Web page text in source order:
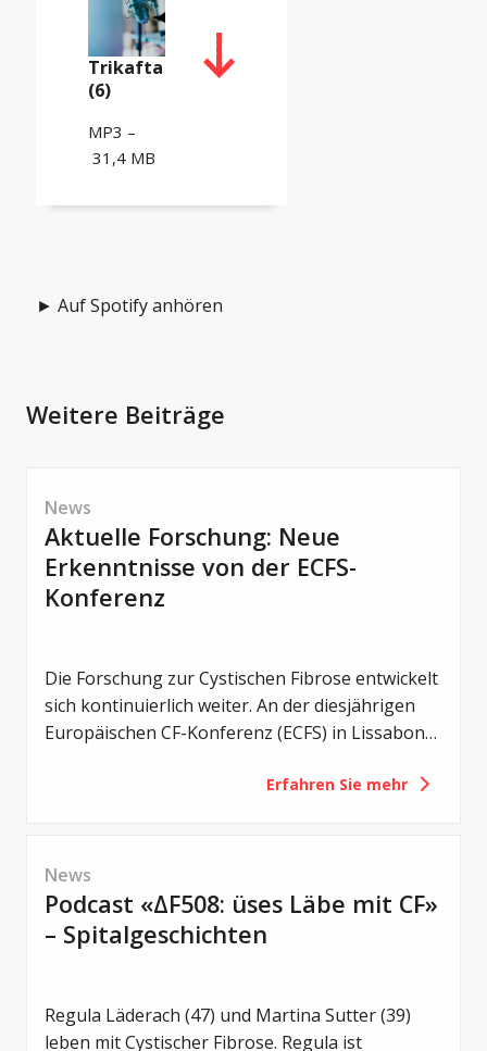
Trikafta
(6)
MP3 –
31,4 MB
► Auf Spotify anhören
Weitere Beiträge
News
Aktuelle Forschung: Neue
Erkenntnisse von der ECFS-
Konferenz
Die Forschung zur Cystischen Fibrose entwickelt
sich kontinuierlich weiter. An der diesjährigen
Europäischen CF-Konferenz (ECFS) in Lissabon
von einem noch früheren Einsatz von CFTR-
Therapieansätzen und neuen Strategien gegen
bakterielle Infektionen.
Erfahren Sie mehr
News
Podcast «ΔF508: üses Läbe mit CF»
– Spitalgeschichten
Regula Läderach (47) und Martina Sutter (39)
leben mit Cystischer Fibrose. Regula ist